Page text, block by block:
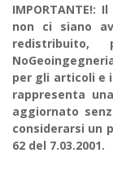
non ci siano
per gli articoli e
rappresenta
aggiornato
considerarsi un
62 del 7.03.2001.